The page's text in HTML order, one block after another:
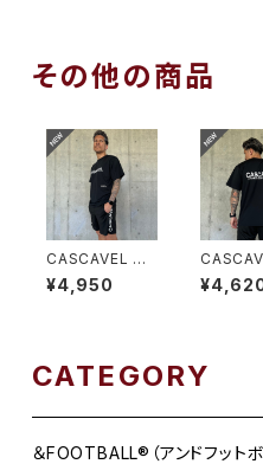
その他の商品
CASCAVEL セ
ンタードポケ付
きプラパン ブラ
¥4,950
ック
プラシャ
CATEGORY
＆FOOTBALL®（アンドフットボ